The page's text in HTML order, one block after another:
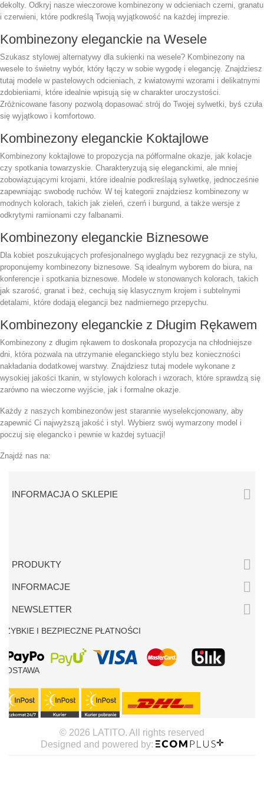
dekolty. Odkryj nasze wieczorowe kombinezony w odcieniach czerni, granatu
i czerwieni, które podkreślą Twoją wyjątkowość na każdej imprezie.
Kombinezony eleganckie na Wesele
Szukasz stylowej alternatywy dla sukienki na wesele? Kombinezony na
wesele to świetny wybór, który łączy w sobie wygodę i elegancję. Znajdziesz
tutaj modele w pastelowych odcieniach, z kwiatowymi wzorami i delikatnymi
zdobieniami, które idealnie wpisują się w charakter uroczystości.
Zróżnicowane fasony pozwolą dopasować strój do Twojej sylwetki, byś czuła
się wyjątkowo i komfortowo.
Kombinezony eleganckie Koktajlowe
Kombinezony koktajlowe to propozycja na półformalne okazje, jak kolacje
czy spotkania towarzyskie. Charakteryzują się eleganckimi, ale mniej
zobowiązującymi krojami, które idealnie podkreślają sylwetkę, jednocześnie
zapewniając swobodę ruchów. W tej kategorii znajdziesz kombinezony w
modnych kolorach, takich jak zieleń, czerń i burgund, a także wersje z
odkrytymi ramionami czy falbanami.
Kombinezony eleganckie Biznesowe
Dla kobiet poszukujących profesjonalnego wyglądu bez rezygnacji ze stylu,
proponujemy kombinezony biznesowe. Są idealnym wyborem do biura, na
konferencje i spotkania biznesowe. Modele w stonowanych kolorach, takich
jak szarość, granat i beż, cechują się klasycznym krojem i subtelnymi
detalami, które dodają elegancji bez nadmiernego przepychu.
Kombinezony eleganckie z Długim Rękawem
Kombinezony z długim rękawem to doskonała propozycja na chłodniejsze
dni, która pozwala na utrzymanie eleganckiego stylu bez konieczności
nakładania dodatkowej warstwy. Znajdziesz tutaj modele wykonane z
wysokiej jakości tkanin, w stylowych kolorach i wzorach, które sprawdzą się
zarówno na wieczorne wyjście, jak i formalne okazje.
Każdy z naszych kombinezonów jest starannie wyselekcjonowany, aby
zapewnić Ci najwyższą jakość i styl. Wybierz swój wymarzony model i
poczuj się elegancko i pewnie w każdej sytuacji!
Znajdź nas na:
INFORMACJA O SKLEPIE 
PRODUKTY 
INFORMACJE 
NEWSLETTER 
SZYBKIE I BEZPIECZNE PŁATNOŚCI
DOSTAWA
© 2026 LATITO. All rights reserved
Designed and powered by: